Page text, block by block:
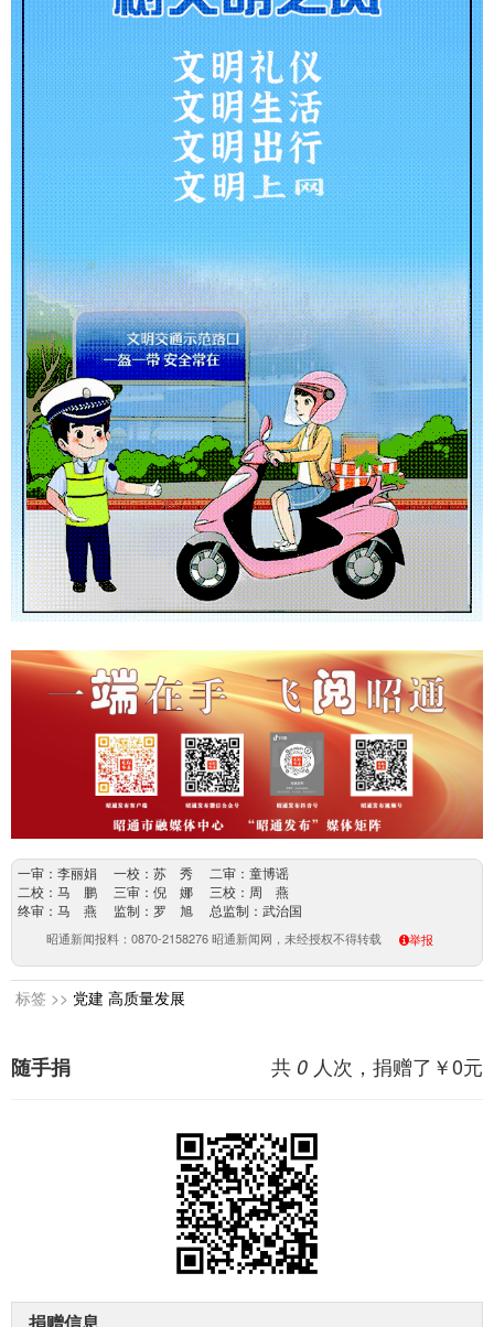
一审：李丽娟 一校：苏 秀 二审：童博谣
二校：马 鹏 三审：倪 娜 三校：周 燕
终审：马 燕 监制：罗 旭 总监制：武治国
昭通新闻报料：0870-2158276 昭通新闻网，未经授权不得转载 举报
标签 >> 党建 高质量发展
共 0 人次，捐赠了￥0元
随手捐
捐赠信息